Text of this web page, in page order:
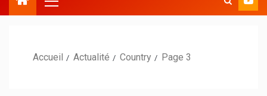
Accueil Actualité Country Page 3